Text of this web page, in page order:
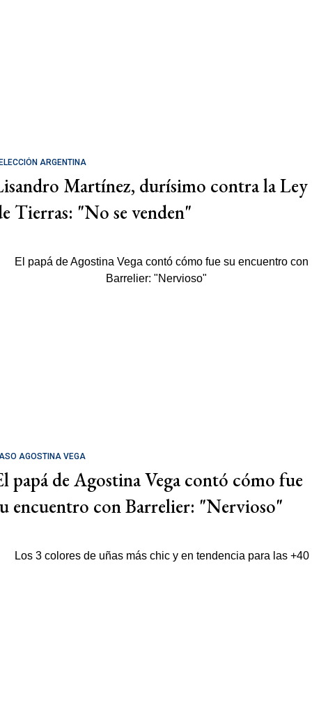
ARGENTINA
Martínez, durísimo contra la Ley
Tierras: "No se venden"
AGOSTINA VEGA
papá de Agostina Vega contó cómo fue
encuentro con Barrelier: "Nervioso"